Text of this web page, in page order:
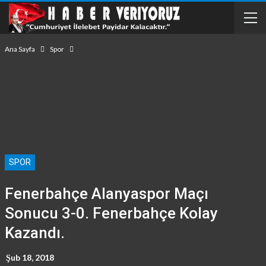
Ana Sayfa Spor
SPOR
Fenerbahçe Alanyaspor Maçı
Sonucu 3-0. Fenerbahçe Kolay
Kazandı.
Şub 18, 2018